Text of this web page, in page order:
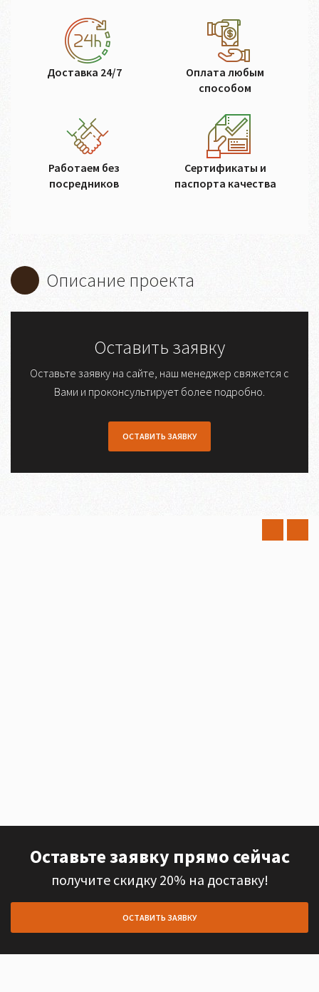
Доставка 24/7
Оплата любым
способом
Работаем без
посредников
Сертификаты и
паспорта качества
Описание проекта
Оставить заявку
Оставьте заявку на сайте, наш менеджер свяжется с
Вами и проконсультирует более подробно.
ОСТАВИТЬ ЗАЯВКУ
Оставьте заявку прямо сейчас
получите скидку 20% на доставку!
ОСТАВИТЬ ЗАЯВКУ